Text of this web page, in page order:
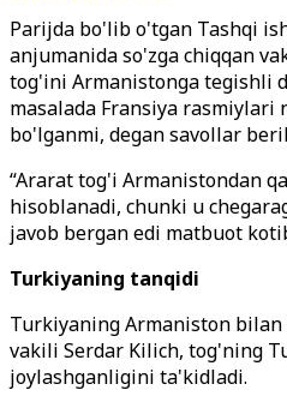
Parijda bo'lib o'tgan Tashqi
anjumanida so'zga chiqqan
tog'ini Armanistonga tegishli
masalada Fransiya
bo'lganmi, degan savollar
“Ararat tog'i Armanistondan
hisoblanadi, chunki u
javob bergan edi matbuot
Turkiyaning tanqidi
Turkiyaning Armaniston bilan
vakili Serdar Kilich, tog'ning
joylashganligini ta'kidladi.